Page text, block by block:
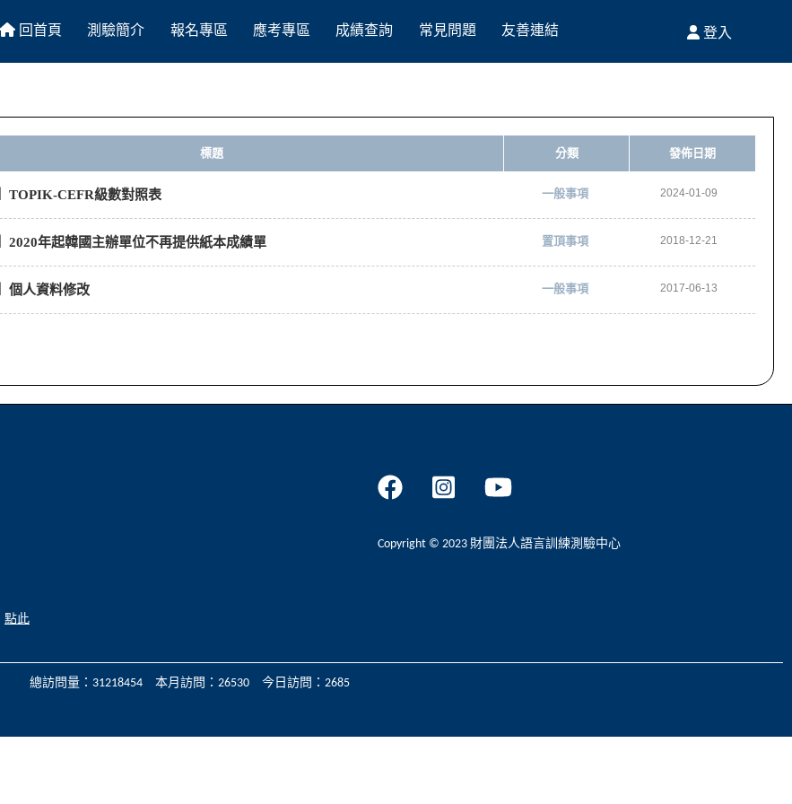
登入
回首頁
測驗簡介
報名專區
應考專區
成績查詢
常見問題
友善連結
標題 分類 發佈日期
TOPIK-CEFR級數對照表 一般事項 2024-01-09
2020年起韓國主辦單位不再提供紙本成績單 置頂事項 2018-12-21
個人資料修改 一般事項 2017-06-13
點此
Copyright © 2023 財團法人語言訓練測驗中心
總訪問量：31218454 本月訪問：26530 今日訪問：2685